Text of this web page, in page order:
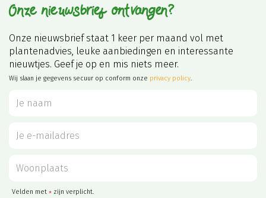
Onze nieuwsbrief ontvangen?
Onze nieuwsbrief staat 1 keer per maand vol met
plantenadvies, leuke aanbiedingen en interessante
nieuwtjes. Geef je op en mis niets meer.
Wij slaan je gegevens secuur op conform onze privacy policy.
Velden met * zijn verplicht.